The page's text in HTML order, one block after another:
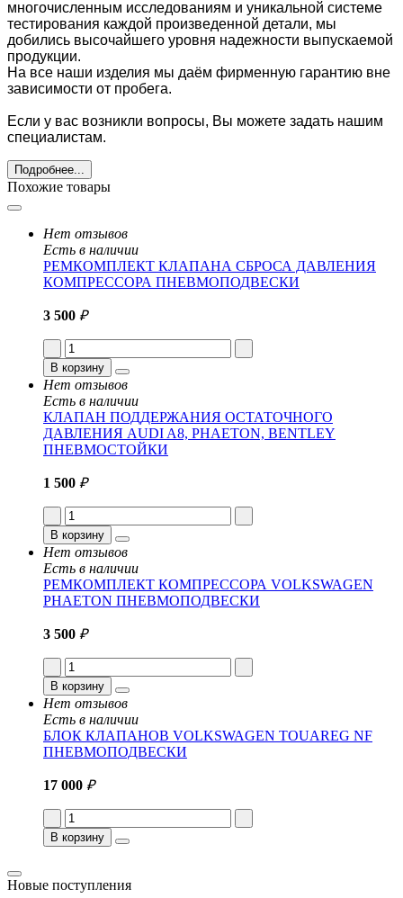
многочисленным исследованиям и уникальной системе
тестирования каждой произведенной детали, мы
добились высочайшего уровня надежности выпускаемой
продукции.
На все наши изделия мы даём фирменную гарантию вне
зависимости от пробега.
Если у вас возникли вопросы, Вы можете задать нашим
специалистам.
Подробнее...
Похожие товары
Нет отзывов
Есть в наличии
РЕМКОМПЛЕКТ КЛАПАНА СБРОСА ДАВЛЕНИЯ
КОМПРЕССОРА ПНЕВМОПОДВЕСКИ
3 500 ₽
В корзину
Нет отзывов
Есть в наличии
КЛАПАН ПОДДЕРЖАНИЯ ОСТАТОЧНОГО
ДАВЛЕНИЯ AUDI A8, PHAETON, BENTLEY
ПНЕВМОСТОЙКИ
1 500 ₽
В корзину
Нет отзывов
Есть в наличии
РЕМКОМПЛЕКТ КОМПРЕССОРА VOLKSWAGEN
PHAETON ПНЕВМОПОДВЕСКИ
3 500 ₽
В корзину
Нет отзывов
Есть в наличии
БЛОК КЛАПАНОВ VOLKSWAGEN TOUAREG NF
ПНЕВМОПОДВЕСКИ
17 000 ₽
В корзину
Новые поступления